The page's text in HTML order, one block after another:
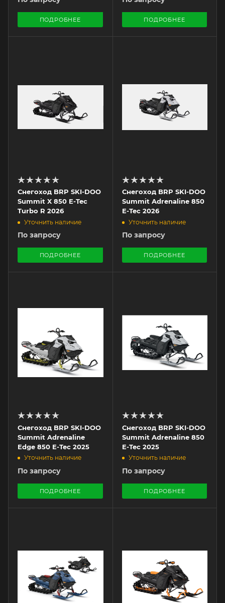
ПОДРОБНЕЕ ПОДРОБНЕЕ
Снегоход BRP SKI-DOO
Summit X 850 E-Tec
Turbo R 2026
Уточнить наличие
По запросу
ПОДРОБНЕЕ
Снегоход BRP SKI-DOO
Summit Adrenaline 850
E-Tec 2026
Уточнить наличие
По запросу
ПОДРОБНЕЕ
Снегоход BRP SKI-DOO
Summit Adrenaline
Edge 850 E-Tec 2025
Уточнить наличие
По запросу
ПОДРОБНЕЕ
Снегоход BRP SKI-DOO
Summit Adrenaline 850
E-Tec 2025
Уточнить наличие
По запросу
ПОДРОБНЕЕ